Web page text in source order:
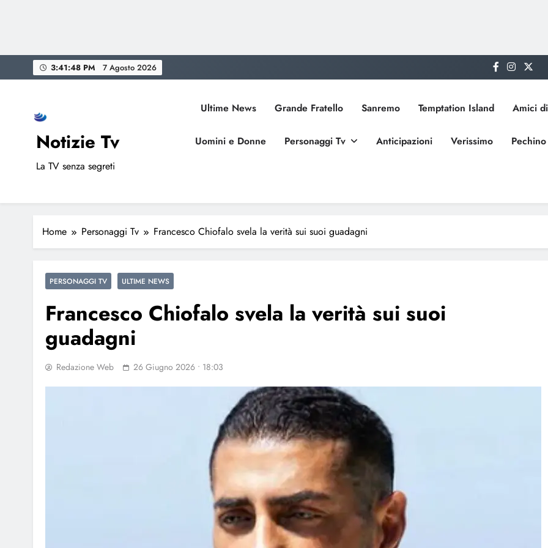
to
3:41:49 PM 7 Agosto 2026
Notizie Tv
La TV senza segreti
Ultime News Grande Fratello Sanremo Temptation Island Amici
Uomini e Donne Personaggi Tv Anticipazioni Verissimo
Home Personaggi Tv Francesco Chiofalo svela la verità sui suoi guadagni
PERSONAGGI TV ULTIME NEWS
Francesco Chiofalo svela la verità sui suoi
guadagni
Redazione Web 26 Giugno 2026 • 18:03